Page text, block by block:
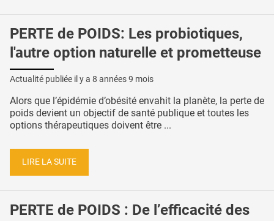
PERTE de POIDS: Les probiotiques,
l'autre option naturelle et prometteuse
Actualité publiée il y a 8 années 9 mois
Alors que l’épidémie d’obésité envahit la planète, la perte de
poids devient un objectif de santé publique et toutes les
options thérapeutiques doivent être ...
LIRE LA SUITE
PERTE de POIDS : De l’efficacité des